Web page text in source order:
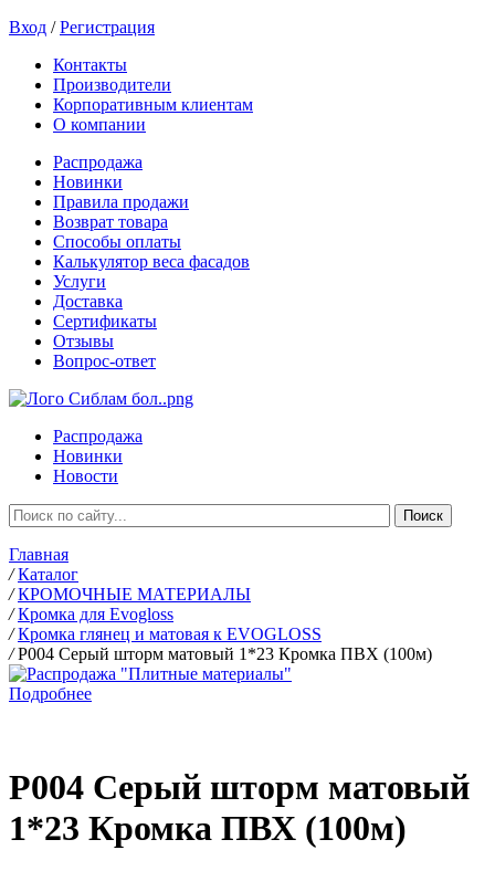
Вход /Регистрация
Контакты
Производители
Корпоративным клиентам
О компании
Распродажа
Новинки
Правила продажи
Возврат товара
Способы оплаты
Калькулятор веса фасадов
Услуги
Доставка
Сертификаты
Отзывы
Вопрос-ответ
Распродажа
Новинки
Новости
Главная
/ Каталог
/ КРОМОЧНЫЕ МАТЕРИАЛЫ
/ Кромка для Evogloss
/ Кромка глянец и матовая к EVOGLOSS
/ Р004 Серый шторм матовый 1*23 Кромка ПВХ (100м)
Подробнее
Р004 Серый шторм матовый
1*23 Кромка ПВХ (100м)